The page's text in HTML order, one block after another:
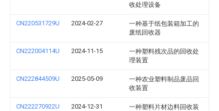
收处理设备
CN220531729U 2024-02-27
一种基于纸包装箱加工的
废纸回收器
CN222004114U 2024-11-15
一种塑料残次品的回收处
理装置
CN222844509U 2025-05-09
一种农业塑料制品废品回
收装置
CN222270922U 2024-12-31
一种塑料片材边料回收装